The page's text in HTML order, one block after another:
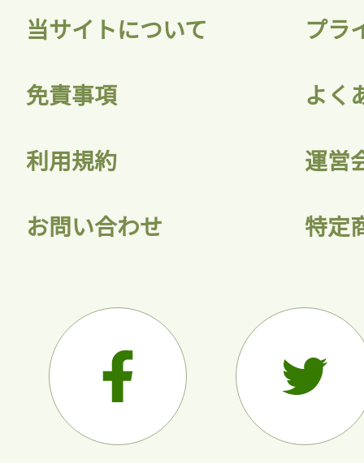
当サイトについて プラ
免責事項 よく
利用規約 運営
お問い合わせ 特定